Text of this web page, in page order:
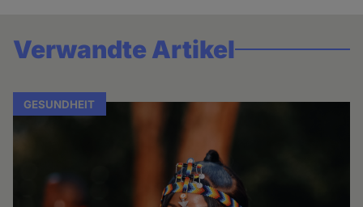
Verwandte Artikel
GESUNDHEIT